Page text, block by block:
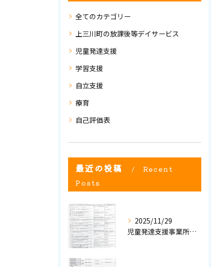
全てのカテゴリー
上三川町の放課後等デイサービス
児童発達支援
学習支援
自立支援
療育
自己評価表
最近の投稿
Recent
Posts
2025/11/29
児童発達支援事業所における自己評価結果②